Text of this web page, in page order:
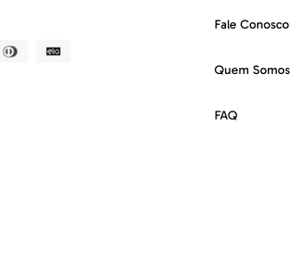
Fale Conosco
Quem Somos
FAQ